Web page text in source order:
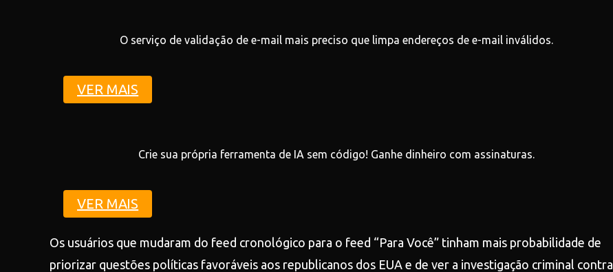
O serviço de validação de e-mail mais preciso que limpa endereços de e-mail inválidos.
VER MAIS
Crie sua própria ferramenta de IA sem código! Ganhe dinheiro com assinaturas.
VER MAIS
Os usuários que mudaram do feed cronológico para o feed “Para Você” tinham mais probabilidade de
priorizar questões políticas favoráveis aos republicanos dos EUA e de ver a investigação criminal contra